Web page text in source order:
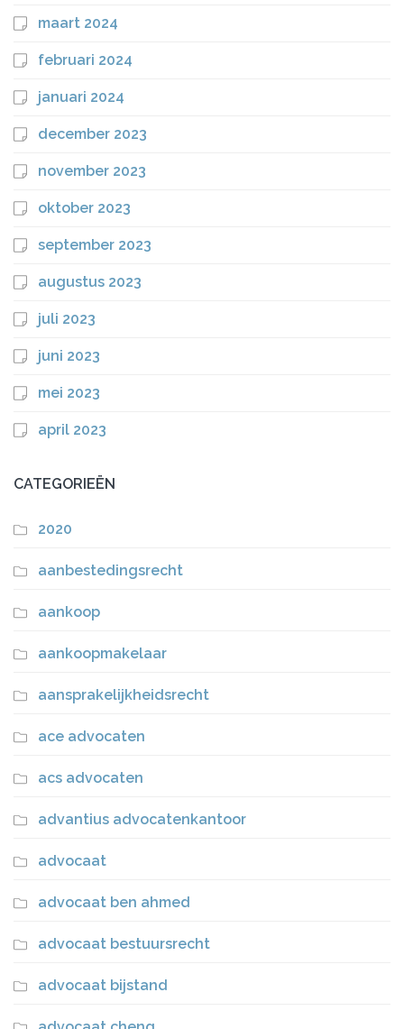
maart 2024
februari 2024
januari 2024
december 2023
november 2023
oktober 2023
september 2023
augustus 2023
juli 2023
juni 2023
mei 2023
april 2023
CATEGORIEËN
2020
aanbestedingsrecht
aankoop
aankoopmakelaar
aansprakelijkheidsrecht
ace advocaten
acs advocaten
advantius advocatenkantoor
advocaat
advocaat ben ahmed
advocaat bestuursrecht
advocaat bijstand